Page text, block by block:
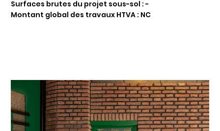
Surfaces brutes du projet sous-sol : -
Montant global des travaux HTVA : NC